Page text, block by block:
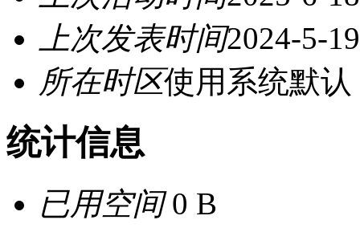
上次发表时间2024-5-
所在时区使用系统默认
统计信息
已用空间0 B